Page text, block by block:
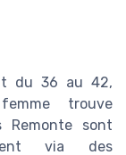
du 36 au 42,
trouve
Remonte sont
via des